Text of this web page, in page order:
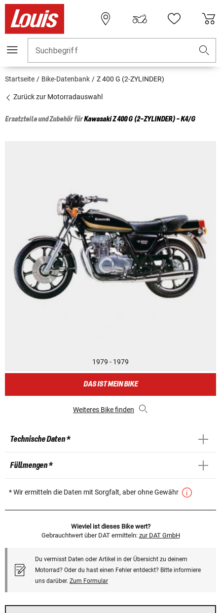
Suchbegriff
Startseite Bike-Datenbank Z 400 G (2-ZYLINDER)
Zurück zur Motorradauswahl
Ersatzteile und Zubehör fürKawasakiZ 400 G (2-ZYLINDER) - K4/G
1979 - 1979
DAS IST MEIN BIKE
Weiteres Bike finden
Technische Daten *
Füllmengen *
* Wir ermitteln die Daten mit Sorgfalt, aber ohne Gewähr
Wieviel ist dieses Bike wert?
Gebrauchtwert über DAT ermitteln: zur DAT GmbH
Du vermisst Daten oder Artikel in der Übersicht zu deinem
Motorrad? Oder du hast einen Fehler entdeckt? Bitte informiere
uns darüber. Zum Formular